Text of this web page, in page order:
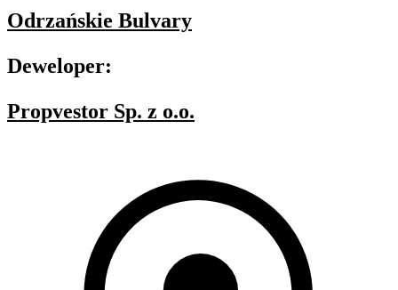
Odrzańskie Bulvary
Deweloper:
Propvestor Sp. z o.o.